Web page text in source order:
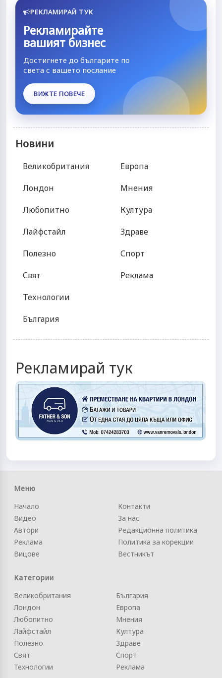
РЕКЛАМИРАЙ ТУК
Рекламирайте
вашият бизнес
Достигнете до българите по
света с вашето послание
ВИЖТЕ ПОВЕЧЕ
Новини
Великобритания
Лондон
Любопитно
Лайфстайл
Полезно
Свят
Технологии
България
Европа
Мнения
Култура
Здраве
Спорт
Реклама
Рекламирай тук
Меню
Начало
Видео
Автори
Реклама
Вицове
Контакти
За нас
Редакционна политика
Политика за корекции
Вестникът
Категории
Великобритания
Лондон
Любопитно
Лайфстайл
Полезно
Свят
Технологии
България
Европа
Мнения
Култура
Здраве
Спорт
Реклама